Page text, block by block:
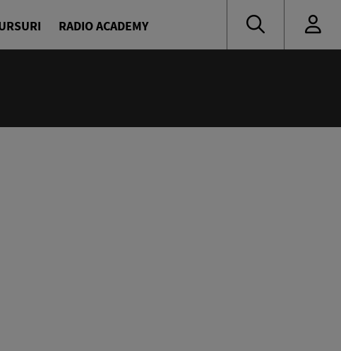
RADIO ACADEMY